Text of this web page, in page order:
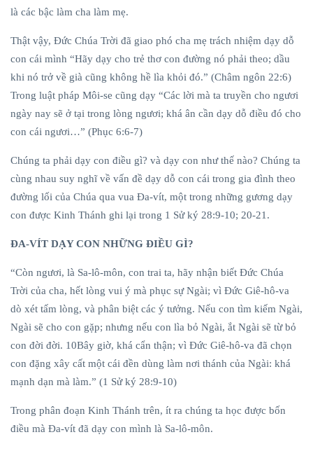
GIÁO
VIÊN
Bài Học
Trường
Chúa
Nhật
Quý 3 -
Năm 3
(Giáo
viên)
May,
2026
views
CHUYỆN
HAY Ý ĐẸP
KHÔNG
BỐ?
15
Dec,
2022
1,143
views
CHÚA
DỰNG
CHO
CHÚNG
Feb,
views
TRUYỆN
VUI
Củ cải
trắng
2022
là các bậc làm cha làm mẹ.
Thật vậy, Đức Chúa Trời đã giao phó cha mẹ trách nhiệm dạy dỗ
con cái mình “Hãy dạy cho trẻ thơ con đường nó phải theo; dầu
khi nó trở về già cũng không hề lìa khỏi đó.” (Châm ngôn 22:6)
Trong luật pháp Môi-se cũng dạy “Các lời mà ta truyền cho ngươi
ngày nay sẽ ở tại trong lòng ngươi; khá ân cần dạy dỗ điều đó cho
con cái ngươi…” (Phục 6:6-7)
Chúng ta phải dạy con điều gì? và dạy con như thế nào? Chúng ta
cùng nhau suy nghĩ về vấn đề dạy dỗ con cái trong gia đình theo
đường lối của Chúa qua vua Đa-vít, một trong những gương dạy
con được Kinh Thánh ghi lại trong 1 Sử ký 28:9-10; 20-21.
ĐA-VÍT DẠY CON NHỮNG ĐIỀU GÌ?
“Còn ngươi, là Sa-lô-môn, con trai ta, hãy nhận biết Đức Chúa
Trời của cha, hết lòng vui ý mà phục sự Ngài; vì Đức Giê-hô-va
dò xét tấm lòng, và phân biệt các ý tưởng. Nếu con tìm kiếm Ngài,
Ngài sẽ cho con gặp; nhưng nếu con lìa bỏ Ngài, ắt Ngài sẽ từ bỏ
con đời đời. 10Bây giờ, khá cẩn thận; vì Đức Giê-hô-va đã chọn
con đặng xây cất một cái đền dùng làm nơi thánh của Ngài: khá
mạnh dạn mà làm.” (1 Sử ký 28:9-10)
Trong phân đoạn Kinh Thánh trên, ít ra chúng ta học được bốn
điều mà Đa-vít đã dạy con mình là Sa-lô-môn.